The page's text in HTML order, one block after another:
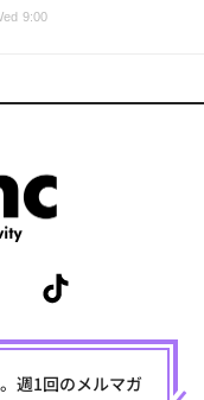
9:00
週1回のメルマガ